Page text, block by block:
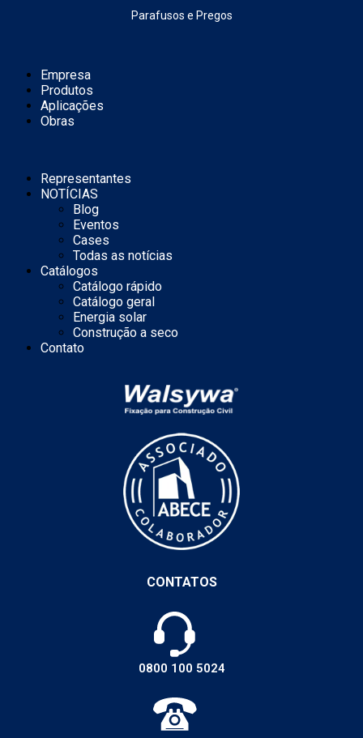
Parafusos e Pregos
Empresa
Produtos
Aplicações
Obras
Representantes
NOTÍCIAS
Blog
Eventos
Cases
Todas as notícias
Catálogos
Catálogo rápido
Catálogo geral
Energia solar
Construção a seco
Contato
CONTATOS
0800 100 5024